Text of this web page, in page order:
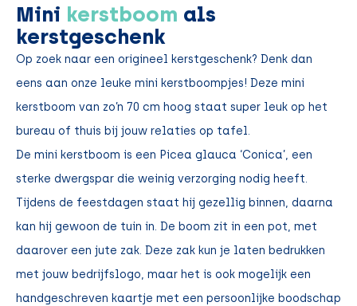
Mini kerstboom als
kerstgeschenk
Op zoek naar een origineel kerstgeschenk? Denk dan
eens aan onze leuke mini kerstboompjes! Deze mini
kerstboom van zo’n 70 cm hoog staat super leuk op het
bureau of thuis bij jouw relaties op tafel.
De mini kerstboom is een Picea glauca ‘Conica’, een
sterke dwergspar die weinig verzorging nodig heeft.
Tijdens de feestdagen staat hij gezellig binnen, daarna
kan hij gewoon de tuin in. De boom zit in een pot, met
daarover een jute zak. Deze zak kun je laten bedrukken
met jouw bedrijfslogo, maar het is ook mogelijk een
handgeschreven kaartje met een persoonlijke boodschap